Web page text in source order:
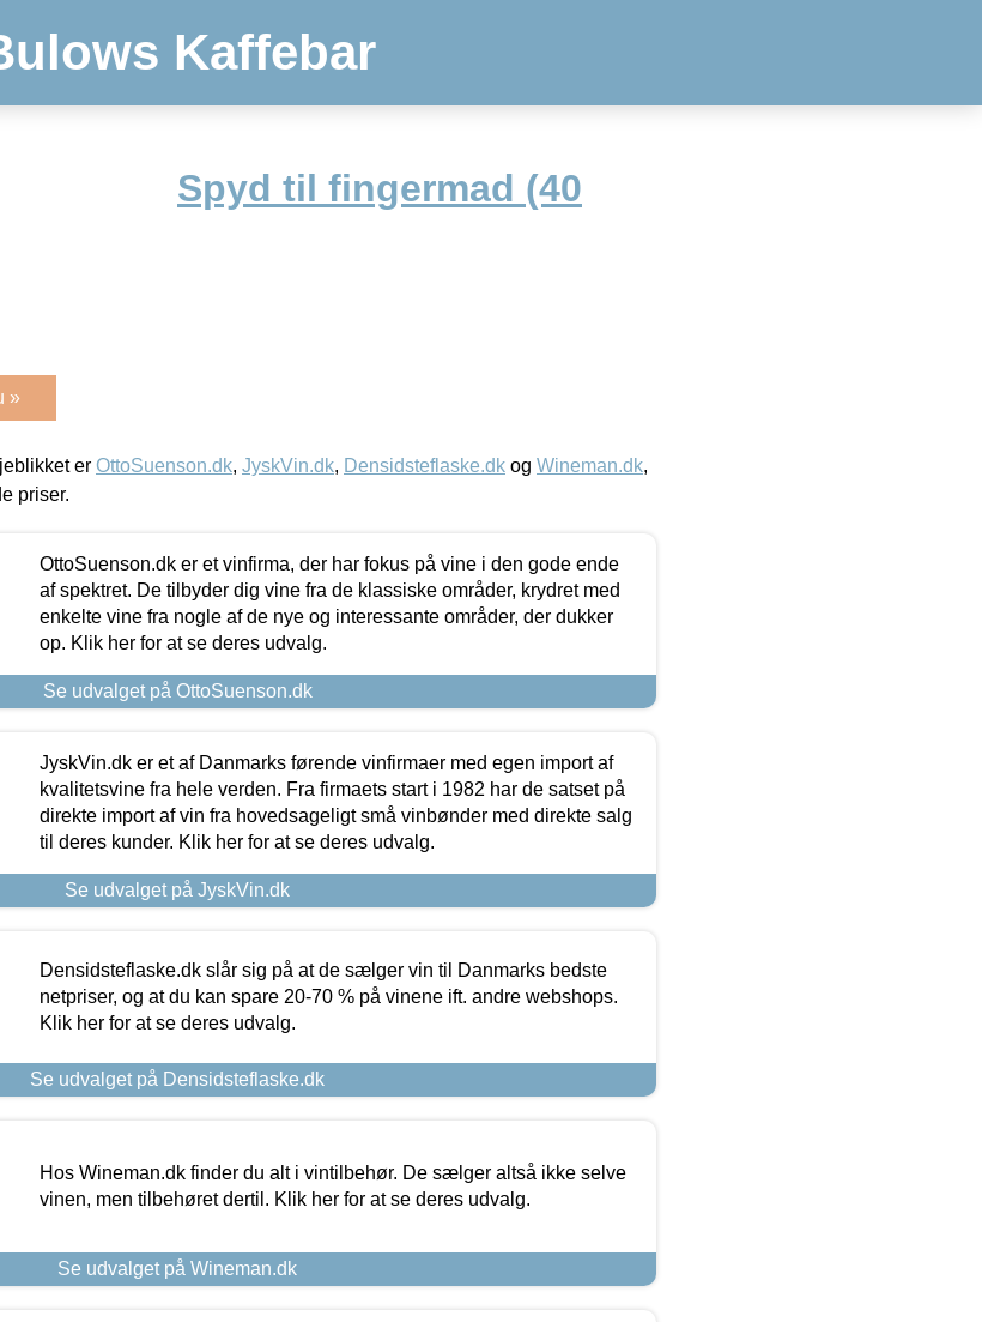
Kaffebar
Spyd til fingermad (40
»
er OttoSuenson.dk, JyskVin.dk, Densidsteflaske.dk og Wineman.dk,
priser.
OttoSuenson.dk er et vinfirma, der har fokus på vine i den gode ende
af spektret. De tilbyder dig vine fra de klassiske områder, krydret med
enkelte vine fra nogle af de nye og interessante områder, der dukker
op. Klik her for at se deres udvalg.
Se udvalget på OttoSuenson.dk
JyskVin.dk er et af Danmarks førende vinfirmaer med egen import af
kvalitetsvine fra hele verden. Fra firmaets start i 1982 har de satset på
direkte import af vin fra hovedsageligt små vinbønder med direkte salg
til deres kunder. Klik her for at se deres udvalg.
Se udvalget på JyskVin.dk
Densidsteflaske.dk slår sig på at de sælger vin til Danmarks bedste
netpriser, og at du kan spare 20-70 % på vinene ift. andre webshops.
Klik her for at se deres udvalg.
Se udvalget på Densidsteflaske.dk
Hos Wineman.dk finder du alt i vintilbehør. De sælger altså ikke selve
vinen, men tilbehøret dertil. Klik her for at se deres udvalg.
Se udvalget på Wineman.dk